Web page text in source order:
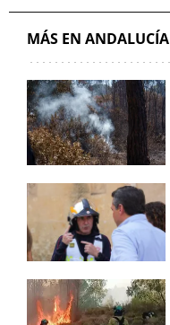
MÁS EN ANDALUCÍA